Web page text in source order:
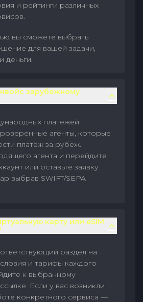
и рейтинги различных
вы сможете выбрать
для вашей задачи,
деньги.
зарубежному
платежей
агенты, которые
платёж за рубеж.
агента и перейдите
или оставьте заявку
выбрав SWIFT/SEPA
карту или eSIM
раздел на
и тарифы каждого
к выбранному
Если у вас возникли
конкретного сервиса —